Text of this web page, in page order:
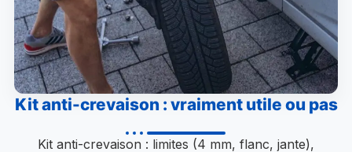
Kit anti-crevaison : vraiment utile ou pas
Kit anti-crevaison : limites (4 mm, flanc, jante),